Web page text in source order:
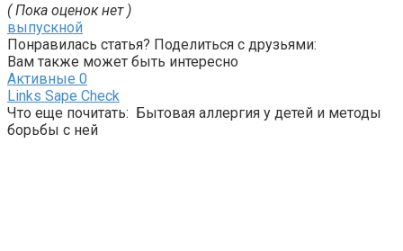
( Пока оценок нет )
выпускной
Понравилась статья? Поделиться с друзьями:
Вам также может быть интересно
Активные 0
Links Sape Check
Что еще почитать: Бытовая аллергия у детей и методы
борьбы с ней